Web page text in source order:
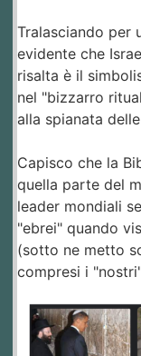
Tralasciando per
evidente che
risalta è il
nel "bizzarro
alla spianata
Capisco che la
quella parte del
leader mondiali
"ebrei" quando
(sotto ne metto
compresi i